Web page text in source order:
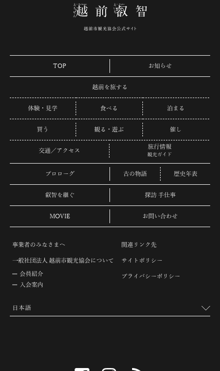
TOP お知らせ
越前を旅する
体験・見学 食べる 泊まる
買う 観る・遊ぶ 催し
交通／アクセス
旅行情報
観光ガイド
プロローグ 古の物語 歴史年表
叡智を継ぐ 探訪 手仕事
MOVIE お問い合わせ
事業者のみなさまへ
一般社団法人 越前市観光協会について
会員紹介
入会案内
関連リンク先
サイトポリシー
プライバシーポリシー